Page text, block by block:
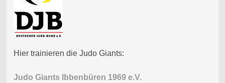
Hier trainieren die Judo Giants:
Judo Giants Ibbenbüren 1969 e.V.